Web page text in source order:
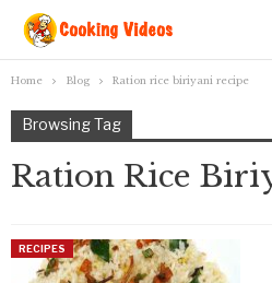
Home Blog Ration rice biriyani recipe
Browsing Tag
Ration Rice
RECIPES